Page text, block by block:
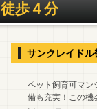
徒歩４分
サンクレイド
ペット飼育可マン
備も充実！この機